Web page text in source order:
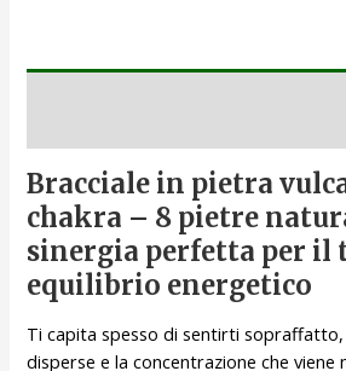
Bracciale in pietra
chakra – 8 pietre
sinergia perfetta per il
equilibrio energetico
Ti capita spesso di sentirti sopraffatto,
disperse e la concentrazione che viene